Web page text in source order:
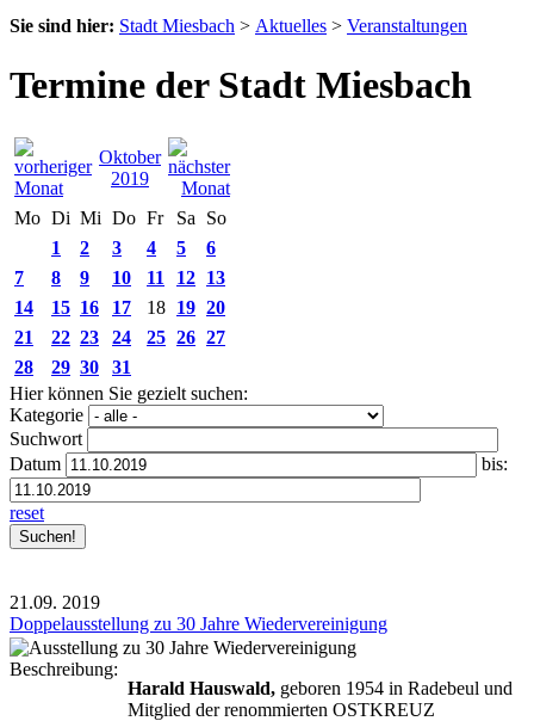
Sie sind hier: Stadt Miesbach > Aktuelles > Veranstaltungen
Termine der Stadt Miesbach
Oktober
2019
Mo Di Mi Do Fr Sa
So
1
2 3 4 5
6
7
8 9 10 11 12 13
14
15 16 17 18 19 20
21
22 23 24 25 26 27
28
29 30
31
Hier können Sie gezielt suchen:
Kategorie
Suchwort
Datum
bis:
reset
21.09. 2019
Doppelausstellung zu 30 Jahre Wiedervereinigung
Beschreibung:
Harald Hauswald, geboren 1954 in Radebeul und
Mitglied der renommierten OSTKREUZ